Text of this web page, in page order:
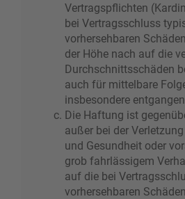
Vertragspflichten
bei Vertragsschluss
vorhersehbaren
der Höhe nach auf die
Durchschnittsschäden
auch für mittelbare
insbesondere
Die Haftung ist
außer bei der
und Gesundheit oder
grob fahrlässigem
auf die bei
vorhersehbaren